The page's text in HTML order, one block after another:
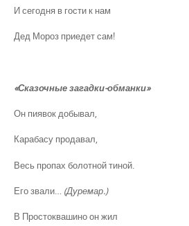
И сегодня в гости к нам
Дед Мороз приедет сам!
«Сказочные загадки-обманки»
Он пиявок добывал,
Карабасу продавал,
Весь пропах болотной тиной.
Его звали… (Дуремар.)
В Простоквашино он жил